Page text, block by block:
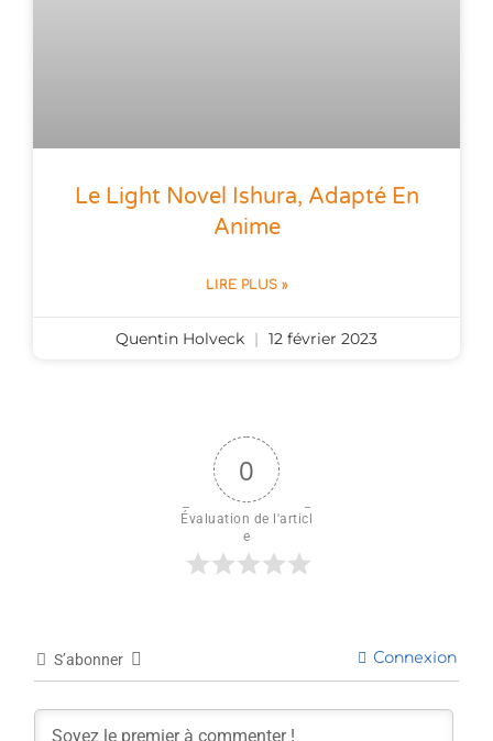
Le Light Novel Ishura, Adapté En
Anime
LIRE PLUS »
Quentin Holveck 12 février 2023
0
Évaluation de l'articl
e
S’abonner Connexion